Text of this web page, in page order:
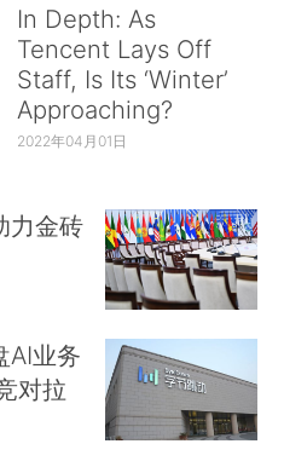
In Depth: As
Tencent Lays Off
Staff, Is Its ‘Winter’
Approaching?
2022年04月01日
力金砖
AI业务
对拉